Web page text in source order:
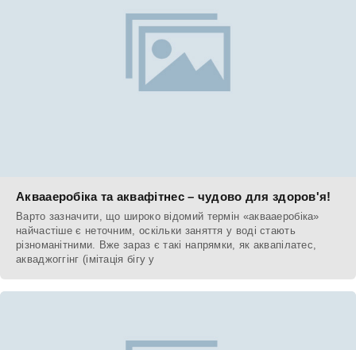
Аквааеробіка та аквафітнес – чудово для здоров'я!
Варто зазначити, що широко відомий термін «аквааеробіка»
найчастіше є неточним, оскільки заняття у воді стають
різноманітними. Вже зараз є такі напрямки, як аквапілатес,
акваджоггінг (імітація бігу у